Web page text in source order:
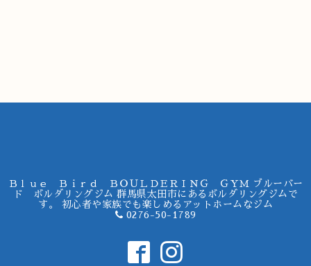
Ｂｌｕｅ Ｂｉｒｄ ＢＯＵＬＤＥＲＩＮＧ ＧＹＭ ブルーバー
ド ボルダリングジム 群馬県太田市にあるボルダリングジムで
す。 初心者や家族でも楽しめるアットホームなジム
0276-50-1789